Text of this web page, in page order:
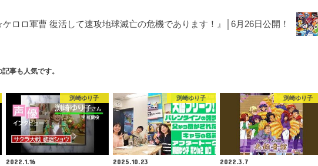
ロロ軍曹 復活して速攻地球滅亡の危機であります！』│6月26日公開！
事も人気です。
渕崎ゆり子
2022.1.16
渕崎ゆり子
2025.10.23
渕崎ゆり子
2022.3.7